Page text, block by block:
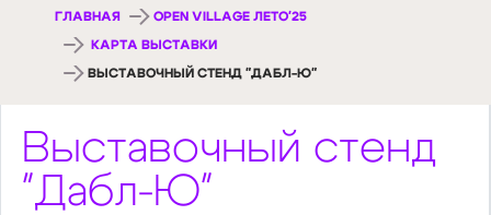
ГЛАВНАЯ OPEN VILLAGE ЛЕТО'25
КАРТА ВЫСТАВКИ
ВЫСТАВОЧНЫЙ СТЕНД "ДАБЛ-Ю"
Выставочный стенд
"Дабл-Ю"